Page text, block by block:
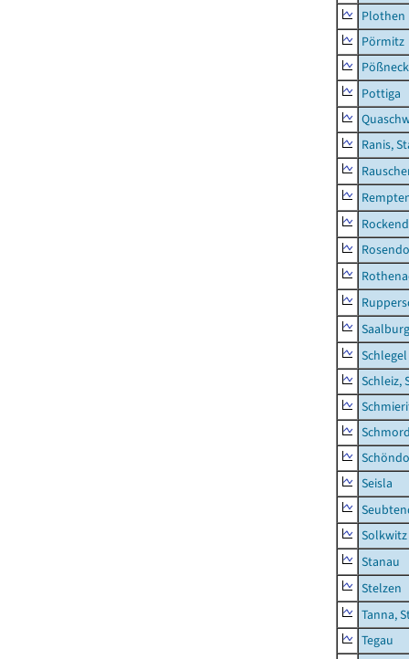
Plothen
Pörmitz
Pottiga
Ranis,
Schlegel
Schleiz,
Seisla
Solkwitz
Stanau
Stelzen
Tanna,
Tegau